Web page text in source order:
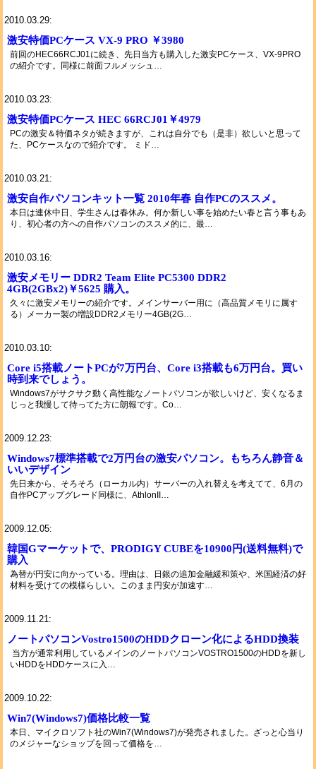
2010.03.29:
激安特価PCケース VX-9 PRO ￥3980
前回のHEC66RCJ01に続き、先日当方も購入した激安PCケース、VX-9PRO
の紹介です。同様に前面フルメッシュ…
2010.03.23:
激安特価PCケース HEC 66RCJ01￥4979
PCの激安＆特価ネタが続きますが、これは自分でも（是非）欲しいと思って
た、PCケースなので紹介です。 ミド…
2010.03.21:
激安自作パソコンキット一覧 2010年春 自作PCのススメ。
本日は連休中日、学生さんは春休み。何か新しい事を始めたい春と言う事もあ
り、初心者の方への自作パソコンのススメ的に、最…
2010.03.16:
激安メモリー DDR2 Team Elite PC5300 DDR2
4GB(2GBx2)￥5625 購入。
久々に激安メモリーの紹介です。メインサーバー用に（高品質メモリに属す
る）メーカー製の増設DDR2メモリー4GB(2G…
2010.03.10:
Core i5搭載ノートPCが7万円台、Core i3搭載も6万円台。買い
時到来でしょう。
Windows7がサクサク動く高性能なノートパソコンが欲しいけど、安くなるま
じっと我慢して待ってた方に朗報です。Co…
2009.12.23:
Windows7標準搭載で2万円台の激安パソコン。もちろん静音＆
いいデザイン
先日来から、そろそろ（ローカル内）サーバーの入れ替えを考えてて、6月の
自作PCアップグレード同様に、AthlonII…
2009.12.05:
韓国Gマーケットで、PRODIGY CUBEを10900円(送料無料)で
購入
為替が円安に向かっている。理由は、日銀の追加金融緩和策や、米国経済の好
材料を受けての模様らしい。このまま円安が加速す…
2009.11.21:
ノートパソコンVostro1500のHDDクローン化によるHDD換装
当方が通常利用しているメインのノートパソコンVOSTRO1500のHDDを新し
いHDDをHDDケースに入…
2009.10.22:
Win7(Windows7)価格比較一覧
本日、マイクロソフト社のWin7(Windows7)が発売されました。ざっと心当り
のメジャーなショップを回って価格を…